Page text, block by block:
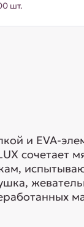
шт.
и EVA-
сочетает